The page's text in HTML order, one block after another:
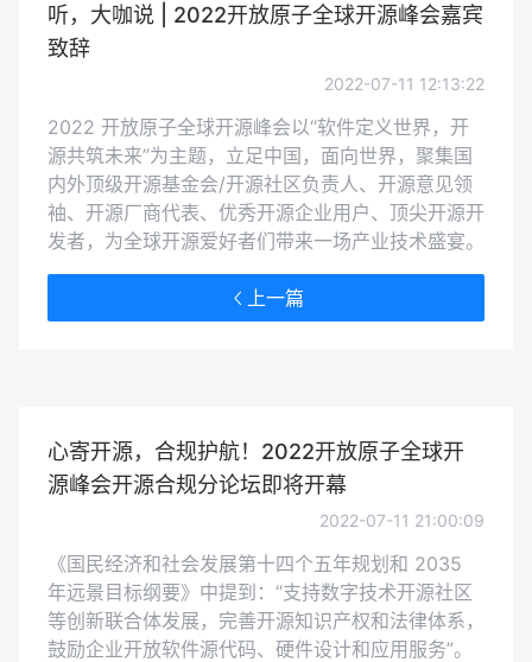
听，大咖说 | 2022开放原子全球开源峰会嘉宾
致辞
2022-07-11 12:13:22
2022 开放原子全球开源峰会以“软件定义世界，开
源共筑未来”为主题，立足中国，面向世界，聚集国
内外顶级开源基金会/开源社区负责人、开源意见领
袖、开源厂商代表、优秀开源企业用户、顶尖开源开
发者，为全球开源爱好者们带来一场产业技术盛宴。
上一篇
心寄开源，合规护航！2022开放原子全球开
源峰会开源合规分论坛即将开幕
2022-07-11 21:00:09
《国民经济和社会发展第十四个五年规划和 2035
年远景目标纲要》中提到：“支持数字技术开源社区
等创新联合体发展，完善开源知识产权和法律体系，
鼓励企业开放软件源代码、硬件设计和应用服务”。